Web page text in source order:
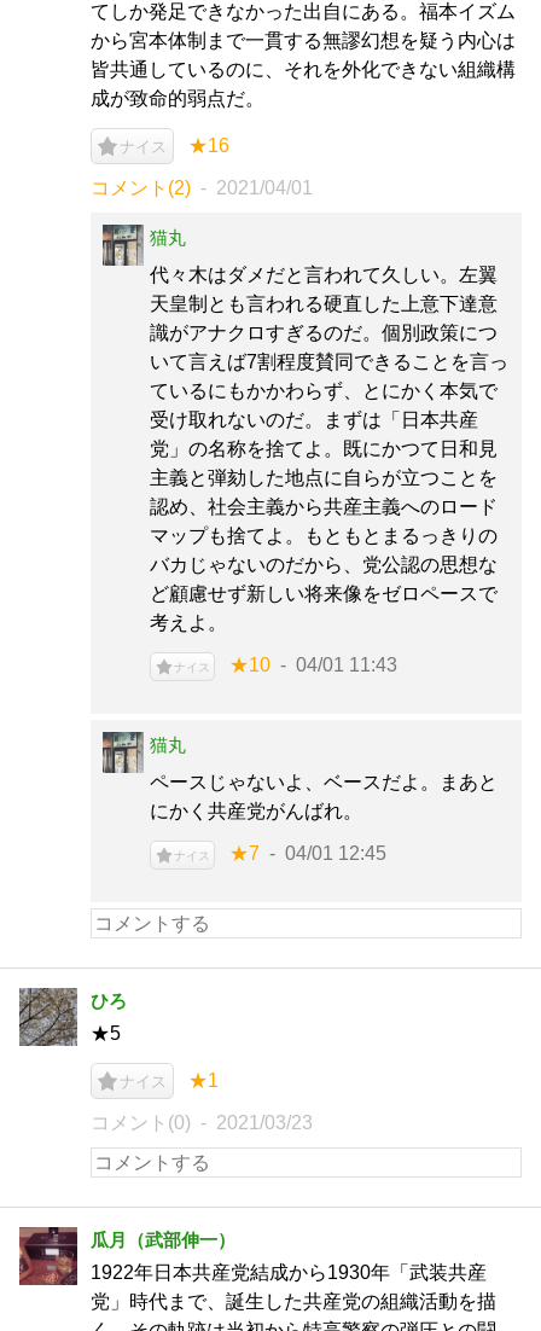
てしか発足できなかった出自にある。福本イズム
から宮本体制まで一貫する無謬幻想を疑う内心は
皆共通しているのに、それを外化できない組織構
成が致命的弱点だ。
ナイス ★16
コメント(2) 2021/04/01
猫丸
代々木はダメだと言われて久しい。左翼
天皇制とも言われる硬直した上意下達意
識がアナクロすぎるのだ。個別政策につ
いて言えば7割程度賛同できることを言っ
ているにもかかわらず、とにかく本気で
受け取れないのだ。まずは「日本共産
党」の名称を捨てよ。既にかつて日和見
主義と弾劾した地点に自らが立つことを
認め、社会主義から共産主義へのロード
マップも捨てよ。もともとまるっきりの
バカじゃないのだから、党公認の思想な
ど顧慮せず新しい将来像をゼロペースで
考えよ。
ナイス ★10 04/01 11:43
猫丸
ペースじゃないよ、ベースだよ。まあと
にかく共産党がんばれ。
ナイス ★7 04/01 12:45
ひろ
★5
ナイス ★1
コメント(0) 2021/03/23
瓜月（武部伸一）
1922年日本共産党結成から1930年「武装共産
党」時代まで、誕生した共産党の組織活動を描